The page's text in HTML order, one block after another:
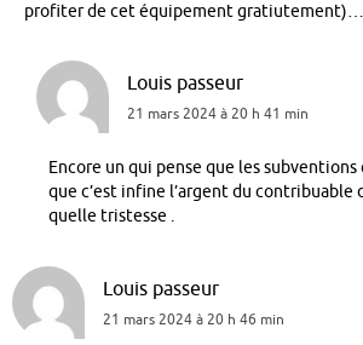
profiter de cet équipement
Louis passeur
21 mars 2024 à 20 h 41 min
Encore un qui pense que les subventions
que c’est infine l’argent du
quelle tristesse .
Louis passeur
21 mars 2024 à 20 h 46 min